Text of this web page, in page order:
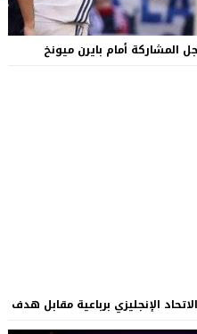
المشاركة أمام بايرن ميونخ
الإنجليزي برباعية مقابل هدف